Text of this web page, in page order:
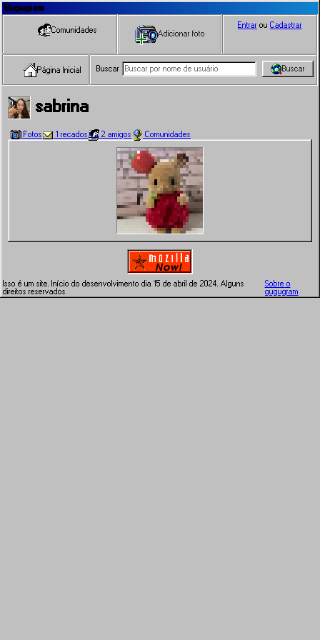
Gugugram
Página Inicial
Comunidades Adicionar foto
Buscar Buscar
Entrar ou Cadastrar
sabrina
Fotos 1 recados 2 amigos Comunidades
Isso é um site. Início do desenvolvimento dia 15 de abril de 2024. Alguns
direitos reservados
Sobre o
gugugram